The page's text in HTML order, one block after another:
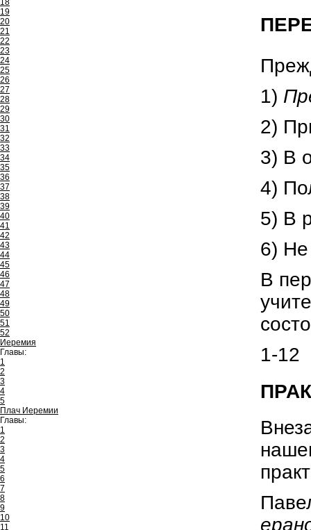
18
19
20
21
22
23
24
25
26
27
28
29
30
31
32
33
34
35
36
37
38
39
40
41
42
43
44
45
46
47
48
49
50
51
52
Иеремия
Главы:
1
2
3
4
5
Плач Иеремии
Главы:
1
2
3
4
5
6
7
8
9
10
11
1)
2)
3) В
4)
5) В
6) Не
В
1-12